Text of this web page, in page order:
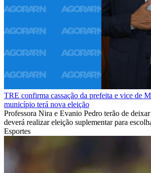
TRE confirma cassação da prefeita e vice de
município terá nova eleição
Professora Nira e Evanio Pedro terão de
deverá realizar eleição suplementar para
Esportes